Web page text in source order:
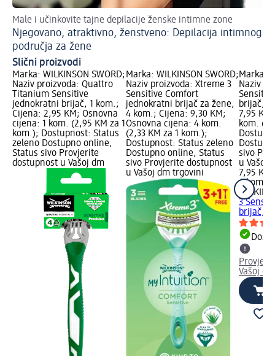
Male i učinkovite tajne depilacije ženske intimne zone
Njegovano, atraktivno, ženstveno: Depilacija intimnog
područja za žene
Slični proizvodi
Marka: WILKINSON SWORD;
Naziv proizvoda: Quattro
Titanium Sensitive
jednokratni brijač, 1 kom.;
Cijena: 2,95 KM; Osnovna
cijena: 1 kom. (2,95 KM za 1
kom.); Dostupnost: Status
zeleno Dostupno online,
Status sivo Provjerite
dostupnost u Vašoj dm
Marka: WILKINSON SWORD;
Naziv proizvoda: Xtreme 3
Sensitive Comfort
jednokratni brijač za žene,
4 kom.; Cijena: 9,30 KM;
Osnovna cijena: 4 kom.
(2,33 KM za 1 kom.);
Dostupnost: Status zeleno
Dostupno online, Status
sivo Provjerite dostupnost
u Vašoj dm trgovini
Marka:
Naziv
brijač, 4
7,95
kom.
sivo
u Vašoj
7,95 KM
4 kom.
3
brijač, 4
Vašoj